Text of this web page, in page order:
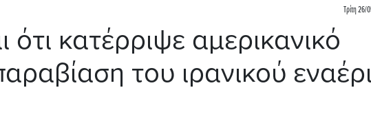
Τρίτη 26/
ότι κατέρριψε αμερικανικό
του ιρανικού